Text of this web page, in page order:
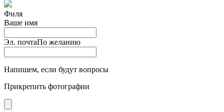
Филя
Ваше имя
Эл. почтаПо желанию
Напишем, если будут вопросы
Прикрепить фотографии